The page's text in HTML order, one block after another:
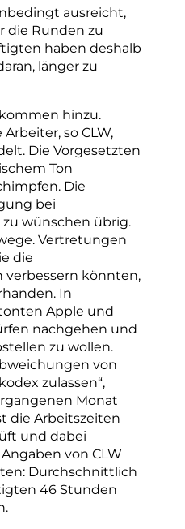
ausreicht,
die Runden zu
haben deshalb
länger zu
hinzu.
so CLW,
Die Vorgesetzten
Ton
Die
bei
wünschen übrig.
Vertretungen
die
könnten,
In
Apple und
nachgehen und
zu wollen.
von
zulassen“,
Monat
die Arbeitszeiten
und dabei
von CLW
Durchschnittlich
46 Stunden